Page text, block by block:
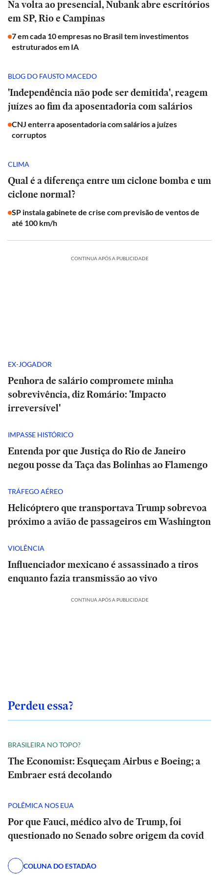
Na volta ao presencial, Nubank abre escritórios
em SP, Rio e Campinas
7 em cada 10 empresas no Brasil tem investimentos
estruturados em IA
BLOG DO FAUSTO MACEDO
'Independência não pode ser demitida', reagem
juízes ao fim da aposentadoria com salários
CNJ enterra aposentadoria com salários a juízes
corruptos
CLIMA
Qual é a diferença entre um ciclone bomba e um
ciclone normal?
SP instala gabinete de crise com previsão de ventos de
até 100 km/h
CONTINUA APÓS A PUBLICIDADE
EX-JOGADOR
Penhora de salário compromete minha
sobrevivência, diz Romário: 'Impacto
irreversível'
IMPASSE HISTÓRICO
Entenda por que Justiça do Rio de Janeiro
negou posse da Taça das Bolinhas ao Flamengo
TRÁFEGO AÉREO
Helicóptero que transportava Trump sobrevoa
próximo a avião de passageiros em Washington
VIOLÊNCIA
Influenciador mexicano é assassinado a tiros
enquanto fazia transmissão ao vivo
CONTINUA APÓS A PUBLICIDADE
Perdeu essa?
BRASILEIRA NO TOPO?
The Economist: Esqueçam Airbus e Boeing; a
Embraer está decolando
POLÊMICA NOS EUA
Por que Fauci, médico alvo de Trump, foi
questionado no Senado sobre origem da covid
COLUNA DO ESTADÃO